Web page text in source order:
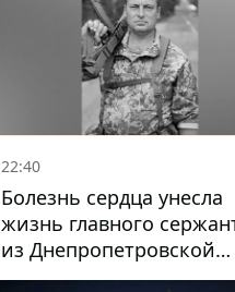
22:40
Болезнь сердца унесла
жизнь главного
из Днепропетровской
области Юрия Свистуна